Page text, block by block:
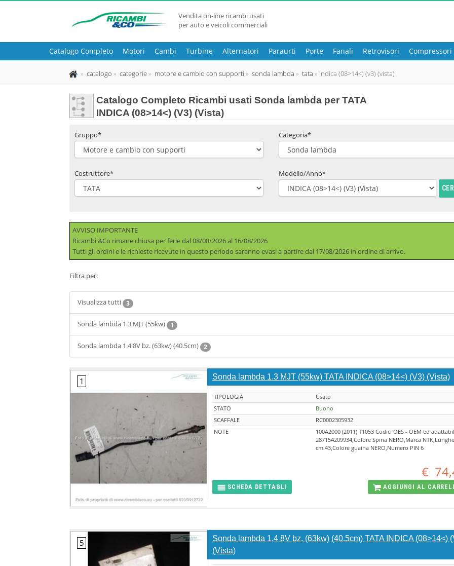
Vendita on-line ricambi usati
per auto e veicoli commerciali
Catalogo Completo Motori Cambi Turbine Alternatori Paraurti Porte Fanali Retrovisori Compressori
catalogo categorie motore e cambio con supporti sonda lambda tata indica (08>14<) (v3) (vista)
Catalogo Completo Ricambi usati Sonda lambda per TATA
INDICA (08>14<) (V3) (Vista)
Gruppo* Categoria*
Costruttore* Modello/Anno*
AVVISO IMPORTANTE
Ricambi &Co rimane chiusa per ferie dal 08/08/2026 al 16/08/2026
Tutti gli ordini e le richieste ricevute in questo periodo saranno evasi a partire dal 17/08/2026 in ordine di arrivo.
Filtra per:
Visualizza tutti 3
Sonda lambda 1.3 MJT (55kw) 1
Sonda lambda 1.4 8V bz. (63kw) (40.5cm) 2
Sonda lambda 1.3 MJT (55kw) TATA INDICA (08>14<) (V3) (Vista)
TIPOLOGIA
Usato
STATO
Buono
SCAFFALE
RC0002305932
NOTE
100A2000 (2011) T1053 Codici OES - OEM ed
287154209934,Colore Spina NERO,Marca
cm 43,Colore guaina NERO,Numero PIN 6
€
SCHEDA DETTAGLI AGGIUNGI AL
Sonda lambda 1.4 8V bz. (63kw) (40.5cm) TATA INDICA (08>14<)
(Vista)